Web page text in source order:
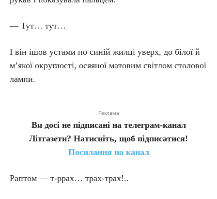
— Тут… тут…
І він ішов устами по синій жилці уверх, до білої й
м’якої округлості, осяяної матовим світлом столової
лампи.
Реклама
Ви досі не підписані на телеграм-канал
Літгазети? Натисніть, щоб підписатися!
Посилання на канал
Раптом — т-ррах… трах-трах!..